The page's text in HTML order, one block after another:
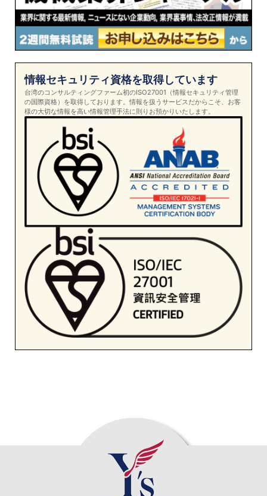
情報セキュリティ資格を取得しています
台湾のコンサルティングファーム初のISO27001（情報セキュリティ管理
の国際資格）を取得しております。情報を扱うサービスだからこそ、お客
様の大切な情報を高い情報管理手法に則りお預かりいたします。